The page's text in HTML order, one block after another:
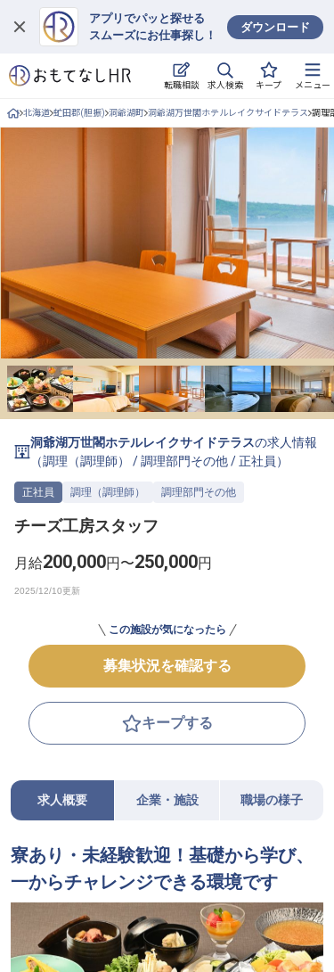
アプリでパッと探せる
スムーズにお仕事探し！
ダウンロード
転職相談 求人検索 キープ メニュー
ログイン
求人・施設を探す
就職・転職 合同説明会
ご利用の流れ
よくある質問
ホテル・宿泊業界情報コラム
無料 転職サポートに申し込む
北海道 虻田郡(胆振) 洞爺湖町 洞爺湖万世閣ホテルレイクサイドテラス 調理
洞爺湖万世閣ホテルレイクサイドテラスの求人情報
（調理（調理師） /調理部門その他/正社員 ）
正社員 調理（調理師） 調理部門その他
チーズ工房スタッフ
月給200,000円〜250,000円
この施設が気になったら
募集状況を確認する
キープする
求人概要 企業・施設 職場の様子
寮あり・未経験歓迎！基礎から学び、
一からチャレンジできる環境です